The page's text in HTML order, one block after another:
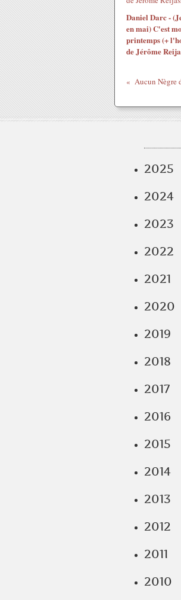
Daniel Darc -
en mai) C'est
printemps (+
de Jérôme
Aucun Nègre
2025
2024
2023
2022
2021
2020
2019
2018
2017
2016
2015
2014
2013
2012
2011
2010